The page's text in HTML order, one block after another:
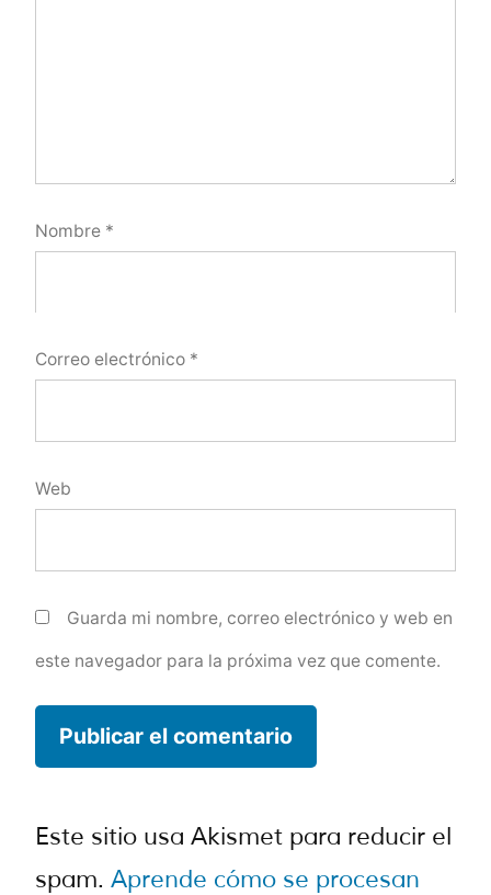
Nombre *
Correo electrónico *
Web
Guarda mi nombre, correo electrónico y web en
este navegador para la próxima vez que comente.
Este sitio usa Akismet para reducir el
spam. Aprende cómo se procesan